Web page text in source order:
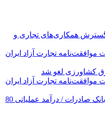
گسترش همکاری‌های تجاری و
تجارت آزاد ایران
کشاورزی لغو شد
تجارت آزاد ایران
تغییر مثبت در عملکرد مالی بانک صادرات / درآمد عملیاتی 80